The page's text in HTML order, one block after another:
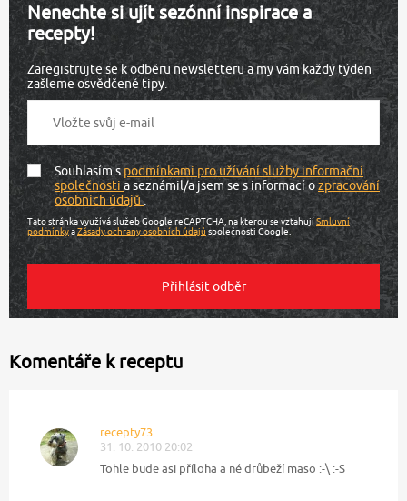
Nenechte si ujít sezónní inspirace a
recepty!
Zaregistrujte se k odběru newsletteru a my vám každý týden
zašleme osvědčené tipy.
Souhlasím spodmínkami pro užívání služby informační
společnostia seznámil/a jsem se s informací ozpracování
osobních údajů.
Tato stránka využívá služeb Google reCAPTCHA, na kterou se vztahujíSmluvní
podmínkyaZásady ochrany osobních údajů společnosti Google.
Komentáře k receptu
recepty73
31. 10. 2010 20:02
Tohle bude asi příloha a né drůbeží maso :-\ :-S